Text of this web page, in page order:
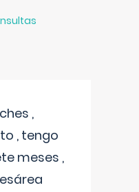
,
, tengo
meses ,